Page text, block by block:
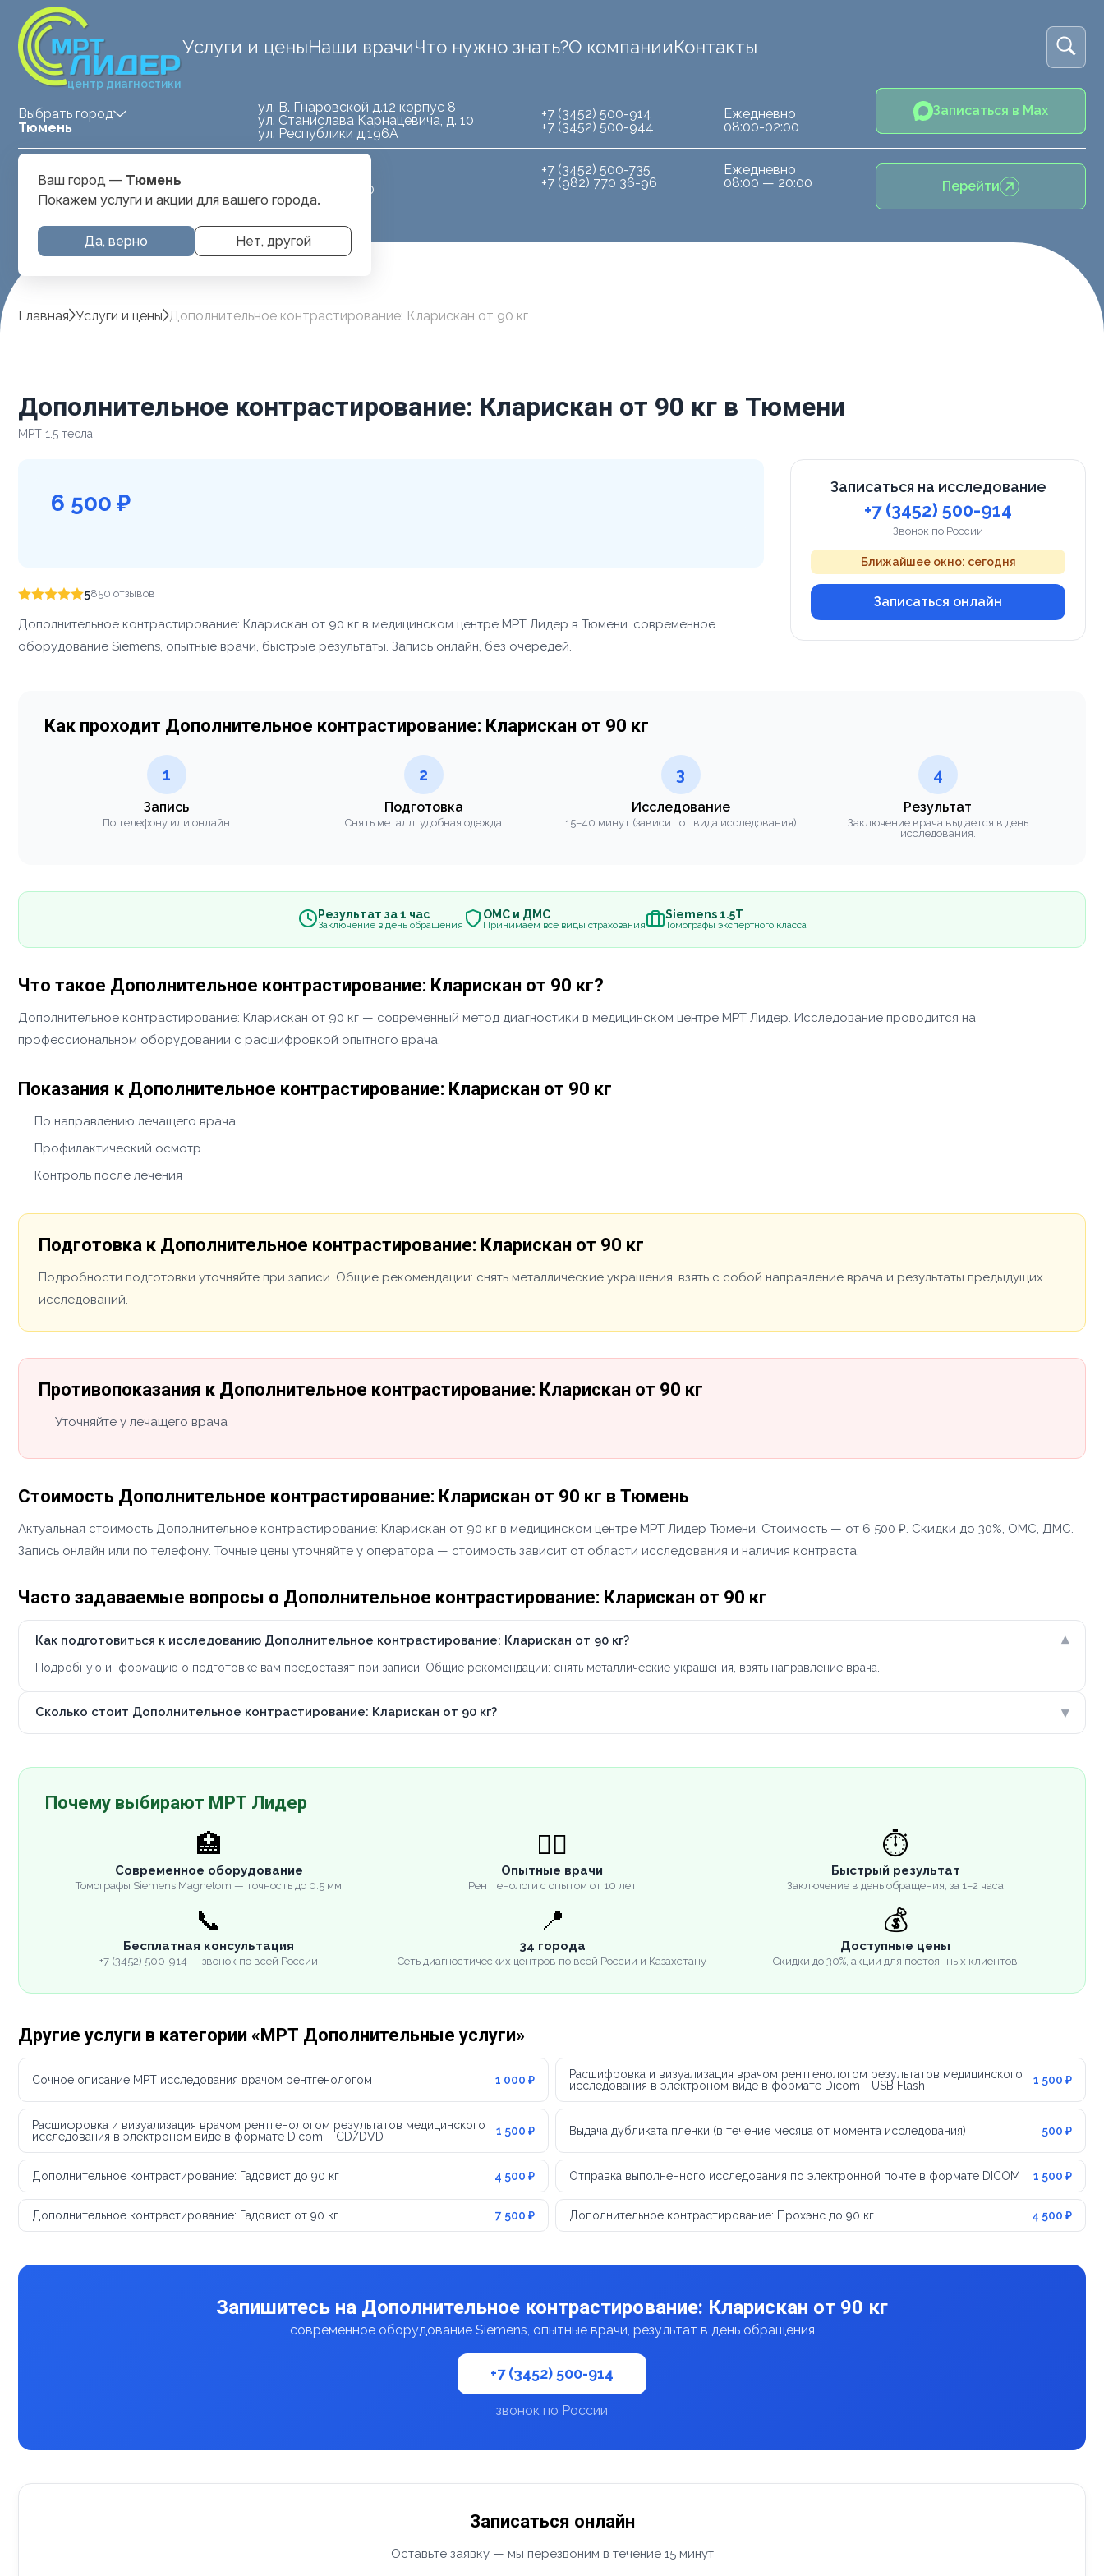
центр диагностики
Услуги и ценыНаши врачиЧто нужно знать?О компанииКонтакты
Выбрать город
Тюмень
Тюмень
ул. В. Гнаровской д.12 корпус 8
ул. Станислава Карнацевича, д. 10
ул. Республики д.196А
Карнацевича, д. 10
+7 (3452) 500-914
+7 (3452) 500-944
+7 (3452) 500-735
+7 (982) 770 36-96
Ежедневно
08:00-02:00
Ежедневно
08:00 — 20:00
Записаться в Max
Перейти
Ваш город — Тюмень
Покажем услуги и акции для вашего города.
Да, верно Нет, другой
Главная Услуги и цены Дополнительное контрастирование: Кларискан от 90 кг
Дополнительное контрастирование: Кларискан от 90 кг в Тюмени
МРТ 1.5 тесла
6 500 ₽
5850 отзывов
Дополнительное контрастирование: Кларискан от 90 кг в медицинском центре МРТ Лидер в Тюмени. современное
оборудование Siemens, опытные врачи, быстрые результаты. Запись онлайн, без очередей.
Записаться на исследование
+7 (3452) 500-914
Звонок по России
Ближайшее окно: сегодня
Записаться онлайн
Как проходит Дополнительное контрастирование: Кларискан от 90 кг
1
Запись
По телефону или онлайн
2
Подготовка
Снять металл, удобная одежда
3
Исследование
15–40 минут (зависит от вида исследования)
4
Результат
Заключение врача выдается в день
исследования.
Результат за 1 час
Заключение в день обращения
ОМС и ДМС
Принимаем все виды страхования
Siemens 1.5Т
Томографы экспертного класса
Что такое Дополнительное контрастирование: Кларискан от 90 кг?
Дополнительное контрастирование: Кларискан от 90 кг — современный метод диагностики в медицинском центре МРТ Лидер. Исследование проводится на
профессиональном оборудовании с расшифровкой опытного врача.
Показания к Дополнительное контрастирование: Кларискан от 90 кг
По направлению лечащего врача
Профилактический осмотр
Контроль после лечения
Подготовка к Дополнительное контрастирование: Кларискан от 90 кг
Подробности подготовки уточняйте при записи. Общие рекомендации: снять металлические украшения, взять с собой направление врача и результаты предыдущих
исследований.
Противопоказания к Дополнительное контрастирование: Кларискан от 90 кг
Уточняйте у лечащего врача
Стоимость Дополнительное контрастирование: Кларискан от 90 кг в Тюмень
Актуальная стоимость Дополнительное контрастирование: Кларискан от 90 кг в медицинском центре МРТ Лидер Тюмени. Стоимость — от 6 500 ₽. Скидки до 30%, ОМС, ДМС.
Запись онлайн или по телефону. Точные цены уточняйте у оператора — стоимость зависит от области исследования и наличия контраста.
Часто задаваемые вопросы о Дополнительное контрастирование: Кларискан от 90 кг
Как подготовиться к исследованию Дополнительное контрастирование: Кларискан от 90 кг? ▾
Подробную информацию о подготовке вам предоставят при записи. Общие рекомендации: снять металлические украшения, взять направление врача.
Сколько стоит Дополнительное контрастирование: Кларискан от 90 кг? ▾
Почему выбирают МРТ Лидер
🏥
Современное оборудование
Томографы Siemens Magnetom — точность до 0.5 мм
👨‍⚕️
Опытные врачи
Рентгенологи с опытом от 10 лет
⏱️
Быстрый результат
Заключение в день обращения, за 1–2 часа
📞
Бесплатная консультация
+7 (3452) 500-914 — звонок по всей России
📍
34 города
Сеть диагностических центров по всей России и Казахстану
💰
Доступные цены
Скидки до 30%, акции для постоянных клиентов
Другие услуги в категории «МРТ Дополнительные услуги»
Сочное описание МРТ исследования врачом рентгенологом 1 000 ₽
Расшифровка и визуализация врачом рентгенологом результатов медицинского
исследования в электроном виде в формате Dicom - USB Flash
1 500 ₽
Расшифровка и визуализация врачом рентгенологом результатов медицинского
исследования в электроном виде в формате Dicom – CD/DVD
1 500 ₽ Выдача дубликата пленки (в течение месяца от момента исследования) 500 ₽
Дополнительное контрастирование: Гадовист до 90 кг 4 500 ₽ Отправка выполненного исследования по электронной почте в формате DICOM 1 500 ₽
Дополнительное контрастирование: Гадовист от 90 кг 7 500 ₽ Дополнительное контрастирование: Прохэнс до 90 кг 4 500 ₽
Запишитесь на Дополнительное контрастирование: Кларискан от 90 кг
современное оборудование Siemens, опытные врачи, результат в день обращения
+7 (3452) 500-914
звонок по России
Записаться онлайн
Оставьте заявку — мы перезвоним в течение 15 минут